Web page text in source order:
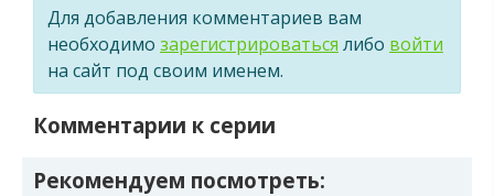
Для добавления комментариев вам
необходимо зарегистрироваться либо войти
на сайт под своим именем.
Комментарии к серии
Рекомендуем посмотреть: